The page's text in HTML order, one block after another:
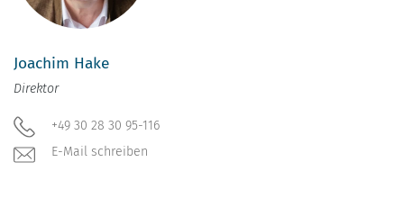
Joachim Hake
Direktor
+49 30 28 30 95-116
E-Mail schreiben